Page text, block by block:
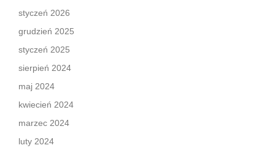
styczeń 2026
grudzień 2025
styczeń 2025
sierpień 2024
maj 2024
kwiecień 2024
marzec 2024
luty 2024